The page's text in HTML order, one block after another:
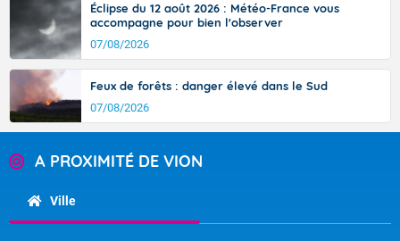
Éclipse du 12 août 2026 : Météo-France vous
accompagne pour bien l'observer
07/08/2026
Feux de forêts : danger élevé dans le Sud
07/08/2026
A PROXIMITÉ DE VION
Ville